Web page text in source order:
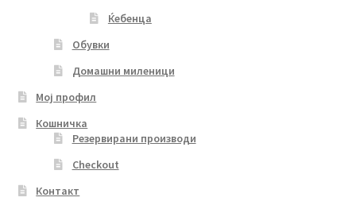
Ќебенца
Обувки
Домашни миленици
Мој профил
Кошничка
Резервирани производи
Checkout
Контакт